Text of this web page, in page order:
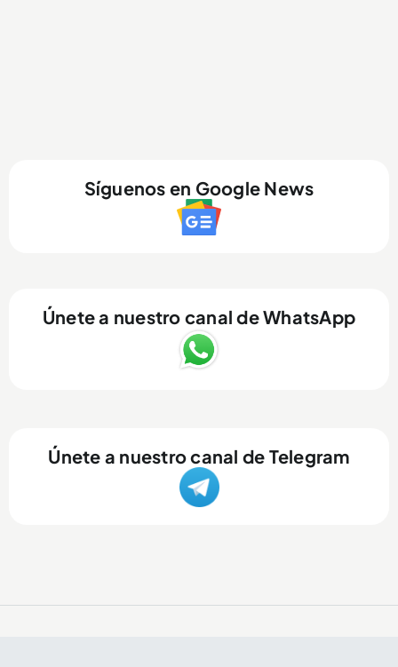
Síguenos en Google News
Únete a nuestro canal de WhatsApp
Únete a nuestro canal de Telegram